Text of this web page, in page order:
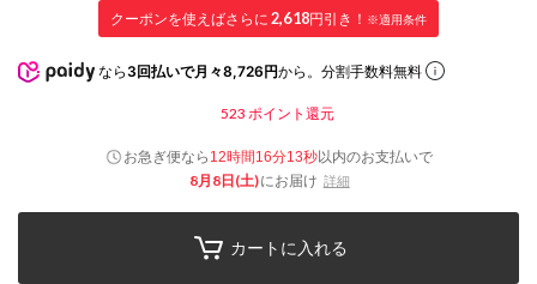
クーポンを使えばさらに 2,618円引き！ ※適用条件
なら 3回払いで月々8,726円から。分割手数料無料
523 ポイント還元
お急ぎ便なら 12時間16分12秒以内のお支払いで
8月8日(土)にお届け 詳細
カートに入れる